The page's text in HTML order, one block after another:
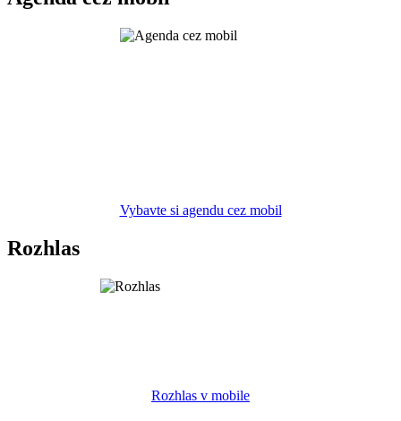
Vybavte si agendu cez mobil
Rozhlas
Rozhlas v mobile